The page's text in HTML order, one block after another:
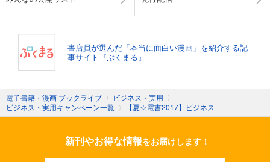
書店員が選んだ「本当に面白い漫画」を紹介する記
事サイト『ぶくまる』
電子書籍・漫画 ブックライブ 〉 ビジネス・実用 〉
ビジネス・実用キャンペーン一覧 〉 【夏☆電書2017】ビジネス
新刊やお得な情報をお届けします！